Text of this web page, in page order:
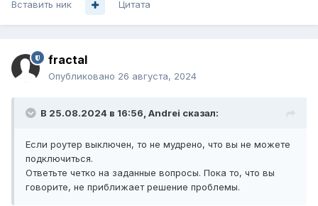
Вставить ник Цитата
fractal
Опубликовано 26 августа, 2024
В 25.08.2024 в 16:56, Andrei сказал:
Если роутер выключен, то не мудрено, что вы не можете
подключиться.
Ответьте четко на заданные вопросы. Пока то, что вы
говорите, не приближает решение проблемы.